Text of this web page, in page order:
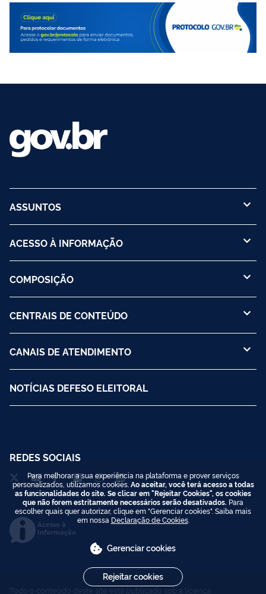
ASSUNTOS
ACESSO À INFORMAÇÃO
COMPOSIÇÃO
CENTRAIS DE CONTEÚDO
CANAIS DE ATENDIMENTO
NOTÍCIAS DEFESO ELEITORAL
REDES SOCIAIS
Acesso à
Informação
Todo o conteúdo deste site está publicado sob a licença
Para melhorar a sua experiência na plataforma e prover serviços
personalizados, utilizamos cookies. Ao aceitar, você terá acesso a todas
as funcionalidades do site. Se clicar em "Rejeitar Cookies", os cookies
que não forem estritamente necessários serão desativados. Para
escolher quais quer autorizar, clique em "Gerenciar cookies". Saiba mais
em nossa Declaração de Cookies.
Gerenciar cookies
Rejeitar cookies